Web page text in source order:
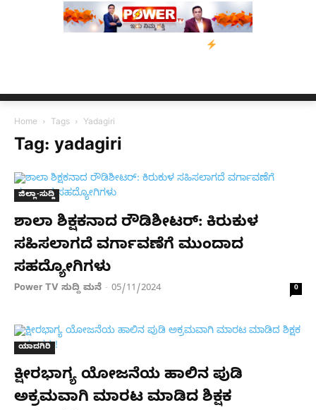
ನ್ಯೂಸ್ ಕಾರ್ಪ್‌ಗೆ ಎಐಯಿಂದ
Home Tags Yadagiri
Tag: yadagiri
ಜಿಲ್ಲಾ-ಸುದ್ದಿ
ಶಾಲಾ ಶಿಕ್ಷಕನಾದ ರೌಡಿಶೀಟರ್​: ಕಿರುಕುಳ
ಸಹಿಸಲಾಗದೆ ವರ್ಗಾವಣೆಗೆ ಮುಂದಾದ
ಸಹದ್ಯೋಗಿಗಳು
Power TV ಸುದ್ದಿ ಮನೆ - 05/11/2024 0
ಯಾದಗಿರಿ
ಕ್ಷೀರಭಾಗ್ಯ ಯೋಜನೆಯ ಹಾಲಿನ ಪುಡಿ​
ಅಕ್ರಮವಾಗಿ ಮಾರಟ ಮಾಡಿದ ಶಿಕ್ಷಕ